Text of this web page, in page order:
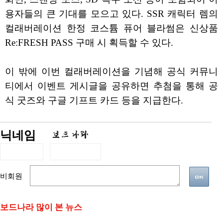
용자들의 큰 기대를 모으고 있다. SSR 캐릭터 렘의
컬래버레이션 한정 코스튬 퓨어 블라썸은 신상품
Re:FRESH PASS 구매 시 획득할 수 있다.
이 밖에 이번 컬래버레이션을 기념해 공식 커뮤니
티에서 이벤트 게시글을 공유하면 추첨을 통해 공
식 굿즈와 구글 기프트 카드 등을 지급한다.
닉네임
비회원
보드나라 많이 본 뉴스